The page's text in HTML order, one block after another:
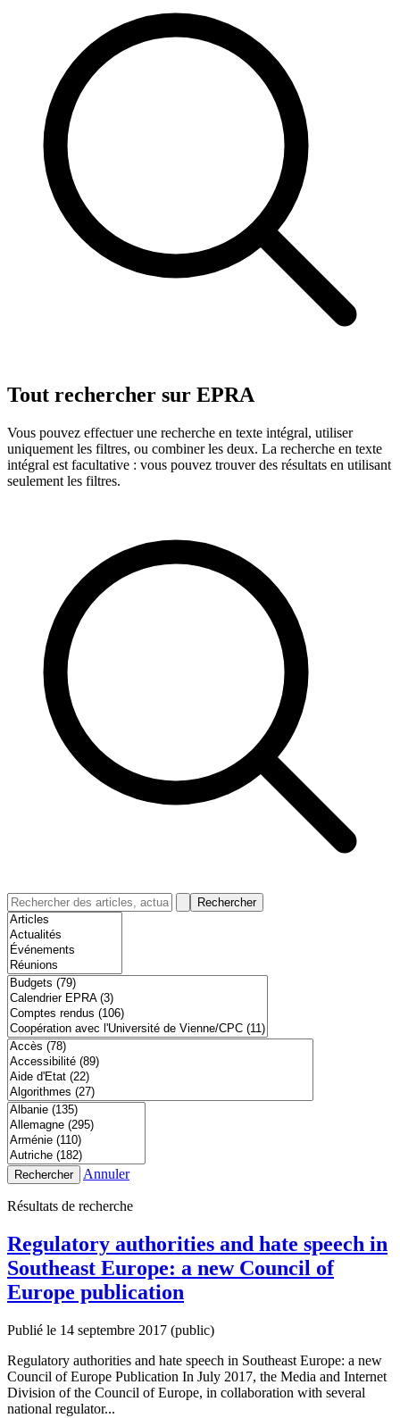
Tout rechercher sur EPRA
Vous pouvez effectuer une recherche en texte intégral, utiliser
uniquement les filtres, ou combiner les deux. La recherche en texte
intégral est facultative : vous pouvez trouver des résultats en utilisant
seulement les filtres.
Rechercher
Rechercher Annuler
Résultats de recherche
Regulatory authorities and hate speech in
Southeast Europe: a new Council of
Europe publication
Publié le 14 septembre 2017 (public)
Regulatory authorities and hate speech in Southeast Europe: a new
Council of Europe Publication In July 2017, the Media and Internet
Division of the Council of Europe, in collaboration with several
national regulator...